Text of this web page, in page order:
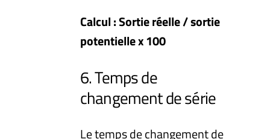
Calcul : Sortie réelle / sortie
potentielle x 100
6. Temps de
changement de série
Le temps de changement de